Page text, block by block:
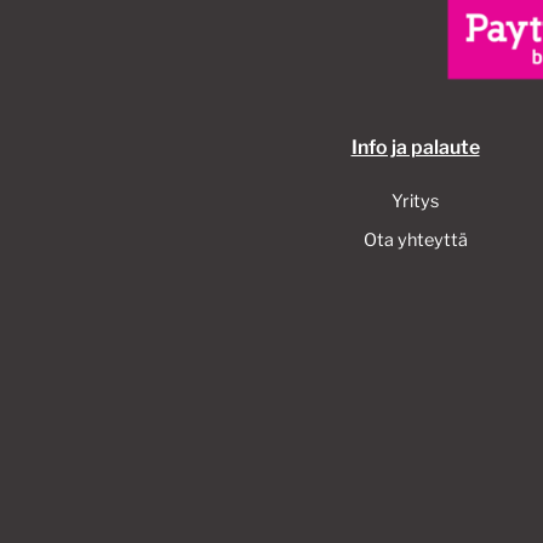
Info ja palaute
Yritys
Ota yhteyttä